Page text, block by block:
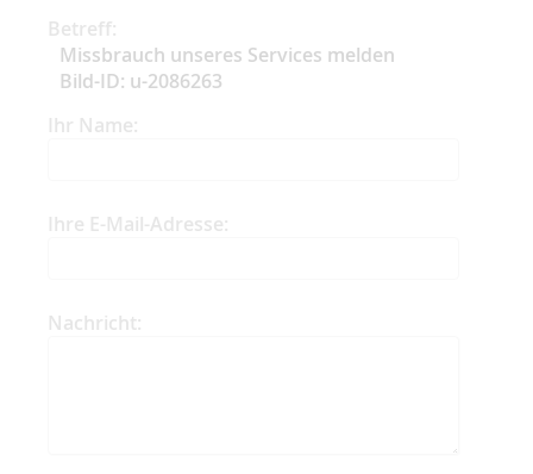
Betreff:
Missbrauch unseres Services melden
Bild-ID: u-2086263
Ihr Name:
Ihre E-Mail-Adresse:
Nachricht: